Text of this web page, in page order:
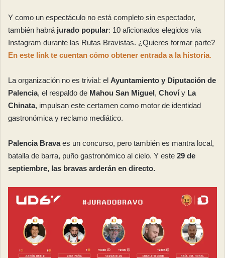
Y como un espectáculo no está completo sin espectador,
también habrá jurado popular: 10 aficionados elegidos vía
Instagram durante las Rutas Bravistas. ¿Quieres formar parte?
En este link te cuentan cómo obtener entrada a la historia.
La organización no es trivial: el Ayuntamiento y Diputación de
Palencia, el respaldo de Mahou San Miguel, Chovíy La
Chinata, impulsan este certamen como motor de identidad
gastronómica y reclamo mediático.
Palencia Bravaes un concurso, pero también es mantra local,
batalla de barra, puño gastronómico al cielo. Y este 29 de
septiembre, las bravas arderán en directo.